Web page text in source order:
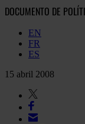
DOCUMENTO DE
EN
FR
ES
15 abril 2008